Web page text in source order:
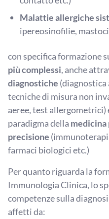
Malattie allergiche
ipereosinofilie,
con specifica formazione
più complessi, anche
diagnostiche
tecniche di misura non
aeree, test allergometrici)
paradigma della medicina
precisione
farmaci biologici etc.)
Per quanto riguarda la
Immunologia Clinica, lo
competenze sulla
affetti da: